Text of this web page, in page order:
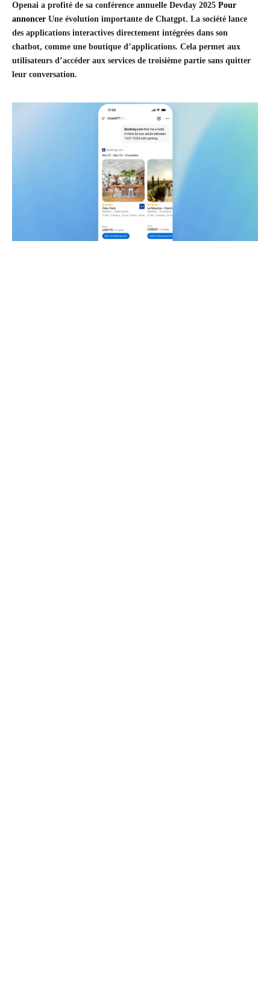
Openai a profité de sa conférence annuelle Devday 2025 Pour
annoncer Une évolution importante de Chatgpt. La société lance
des applications interactives directement intégrées dans son
chatbot, comme une boutique d’applications. Cela permet aux
utilisateurs d’accéder aux services de troisième partie sans quitter
leur conversation.